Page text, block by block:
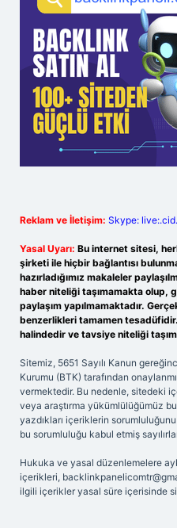
Reklam ve İletişim: Skype:
Yasal Uyarı: Bu internet sitesi,
şirketi ile hiçbir bağlantısı
hazırladığımız makaleler
haber niteliği taşımamakta olup,
paylaşım yapılmamaktadır.
benzerlikleri tamamen
halindedir ve tavsiye niteliği
Sitemiz, 5651 Sayılı Kanun
Kurumu (BTK) tarafından
vermektedir. Bu nedenle, sitedeki
veya araştırma yükümlülüğümüz
yazdıkları içeriklerin
bu sorumluluğu kabul etmiş
Hukuka ve yasal düzenlemelere
içerikleri,
ilgili içerikler yasal süre içerisinde